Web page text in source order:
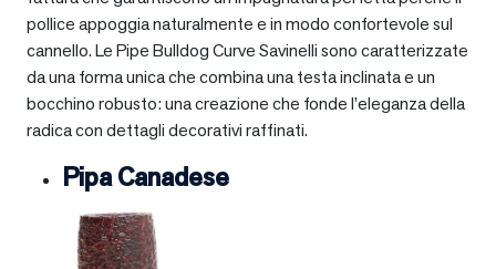
pollice appoggia naturalmente e in modo confortevole sul
cannello. Le Pipe Bulldog Curve Savinelli sono caratterizzate
da una forma unica che combina una testa inclinata e un
bocchino robusto: una creazione che fonde l’eleganza della
radica con dettagli decorativi raffinati.
Pipa Canadese